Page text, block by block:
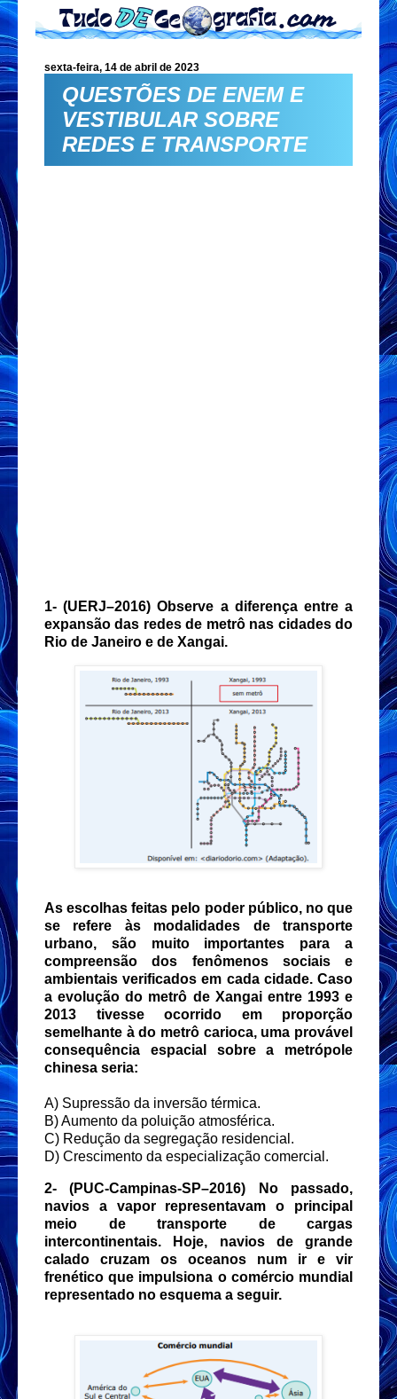
sexta-feira, 14 de abril de 2023
QUESTÕES DE ENEM E
VESTIBULAR SOBRE
REDES E TRANSPORTE
1- (UERJ–2016) Observe a diferença entre a
expansão das redes de metrô nas cidades do
Rio de Janeiro e de Xangai.
As escolhas feitas pelo poder público, no que
se refere às modalidades de transporte
urbano, são muito importantes para a
compreensão dos fenômenos sociais e
ambientais verificados em cada cidade. Caso
a evolução do metrô de Xangai entre 1993 e
2013 tivesse ocorrido em proporção
semelhante à do metrô carioca, uma provável
consequência espacial sobre a metrópole
chinesa seria:
A) Supressão da inversão térmica.
B) Aumento da poluição atmosférica.
C) Redução da segregação residencial.
D) Crescimento da especialização comercial.
2- (PUC-Campinas-SP–2016) No passado,
navios a vapor representavam o principal
meio de transporte de cargas
intercontinentais. Hoje, navios de grande
calado cruzam os oceanos num ir e vir
frenético que impulsiona o comércio mundial
representado no esquema a seguir.